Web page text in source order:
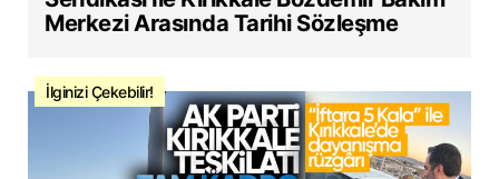
Merkezi Arasında Tarihi Sözleşme
İlginizi Çekebilir!